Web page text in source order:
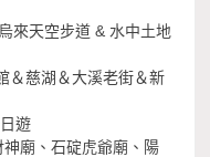
來天空步道 & 水中土地
＆慈湖＆大溪老街＆新
遊
廟、石碇虎爺廟、陽